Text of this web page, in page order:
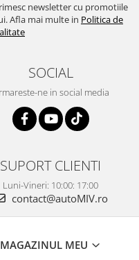
newsletter cu promotiile
Afla mai multe in Politica de
SOCIAL
ne in social media
SUPORT CLIENTI
Luni-Vineri: 10:00: 17:00
contact@autoMIV.ro
MAGAZINUL MEU